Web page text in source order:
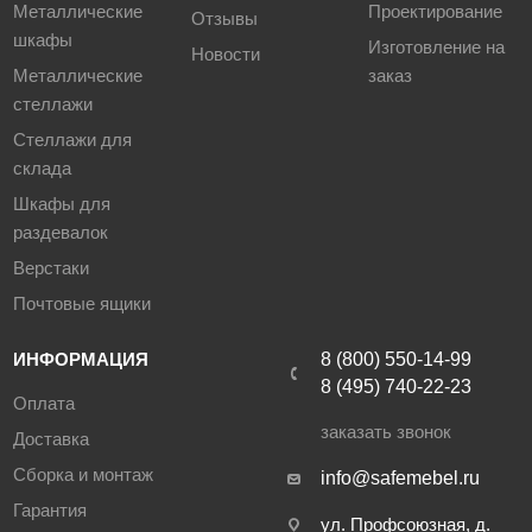
отдельно любые комплектующие к гардеробным
системам ПРАКТИК Home. Дополняйте ваш комплект при
необходимости!
Преимущества гардеробной системы
универсальность для широкого спектра применений: от
домашнего хранения до организации пространства в
офисе или гараже;
помещениях;
возможность применения скрытой системы хранения за
простоту сборки и возможность добавления
дополнительных модулей;
сетчатые полки для лучшей вентиляции,
Металлические
шкафы
Металлические
стеллажи
Стеллажи для
склада
Шкафы для
раздевалок
Верстаки
Почтовые ящики
Отзывы
Новости
Проектирование
Изготовление на
заказ
ИНФОРМАЦИЯ
Оплата
Доставка
Сборка и монтаж
Гарантия
8 (800) 550-14-99
8 (495) 740-22-23
заказать звонок
info@safemebel.ru
ул. Профсоюзная, д.